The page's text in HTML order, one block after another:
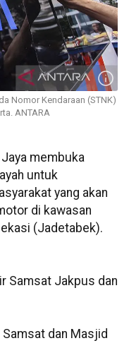
Nomor Kendaraan (STNK)
ANTARA
membuka
untuk
yang akan
di kawasan
(Jadetabek).
Samsat Jakpus dan
Samsat dan Masjid